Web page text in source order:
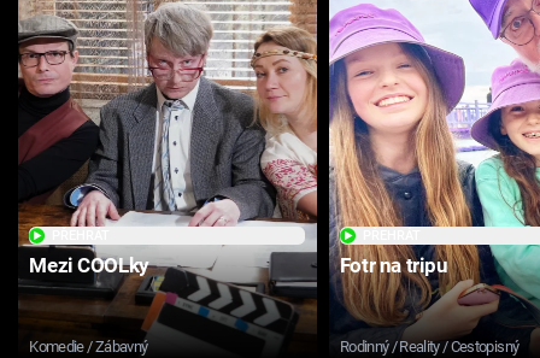
Mezi COOLky
Komedie / Zábavný
Fotr na tripu
Rodinný / Reality / Cestopisný